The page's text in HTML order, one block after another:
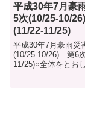
平成30年7月豪
5次(10/25-10/
(11/22-11/25)
平成30年7月豪雨
(10/25-10/26) 第6
11/25)○全体をとお
おける救援活動も